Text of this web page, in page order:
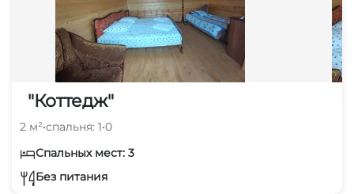
"Коттедж"
2 м²•спальня: 1•0
Спальных мест: 3
Без питания